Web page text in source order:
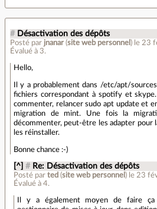
# Désactivation des dépôts
Posté par jnanar (site web personnel ) le 23
Évalué à 3.
Hello,
Il y a probablement dans /etc/apt/
fichiers correspondant à spotify et
commenter, relancer sudo apt update et
migration de mint. Une fois la
décommenter, peut-être les adapter pour
les réinstaller.
Bonne chance :-)
[^] # Re: Désactivation des dépôts
Posté parted (site web personnel ) le 23
Évalué à4.
Il y a également moyen de faire ça